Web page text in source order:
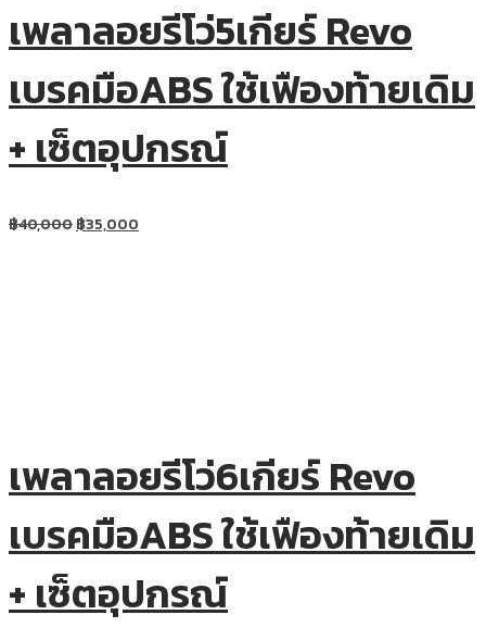
เพลาลอยรีโว่5เกียร์ Revo
เบรคมือABS ใช้เฟืองท้ายเดิม
+ เซ็ตอุปกรณ์
฿40,000฿35,000
เพลาลอยรีโว่6เกียร์ Revo
เบรคมือABS ใช้เฟืองท้ายเดิม
+ เซ็ตอุปกรณ์